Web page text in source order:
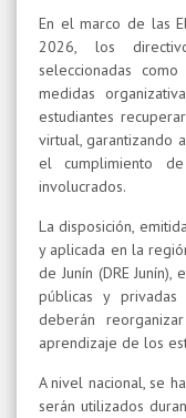
En el marco de las
2026, los
seleccionadas
medidas
estudiantes
virtual, garantizando
el cumplimiento
involucrados.
La disposición,
y aplicada en la
de Junín (DRE
públicas y privadas
deberán
aprendizaje de los
A nivel nacional, se
serán utilizados